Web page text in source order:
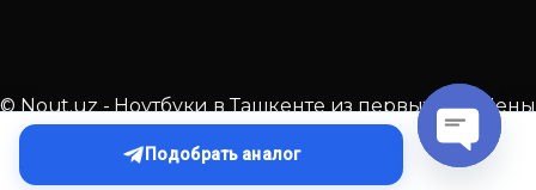
Подобрать аналог
© Nout.uz - Ноутбуки в Ташкенте из первых рук. Цены